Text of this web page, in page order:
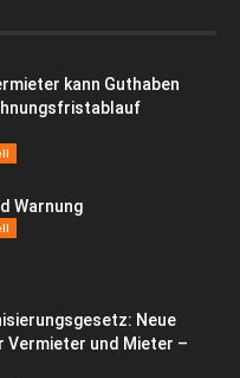
kann Guthaben
Warnung
Neue
Vermieter und Mieter –